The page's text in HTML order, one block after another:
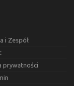
i Zespół
prywatności